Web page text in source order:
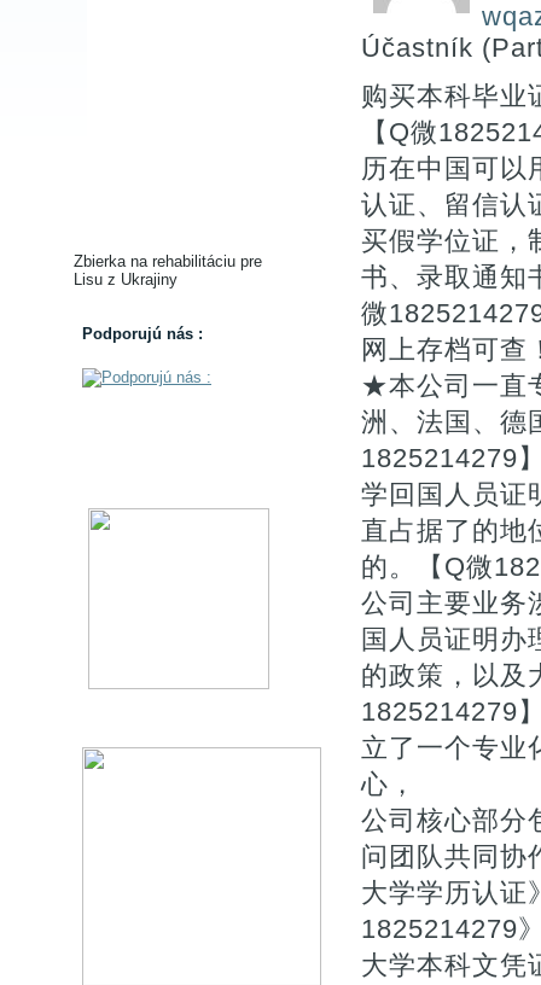
Zbierka na rehabilitáciu pre
Lisu z Ukrajiny
Podporujú nás :
Účastník
购买本科毕业
【Q微
历在中国可以
认证、留信认
买假学位证，
书、录取通知
微
网上存档可查
★本公司一直
洲、法国、德
1825214279
学回国人员证
直占据了的地
的。【Q微
公司主要业务
国人员证明办
的政策，以及
1825214279
立了一个专业
心，
公司核心部分
问团队共同协
大学学历认证
1825214279
大学本科文凭